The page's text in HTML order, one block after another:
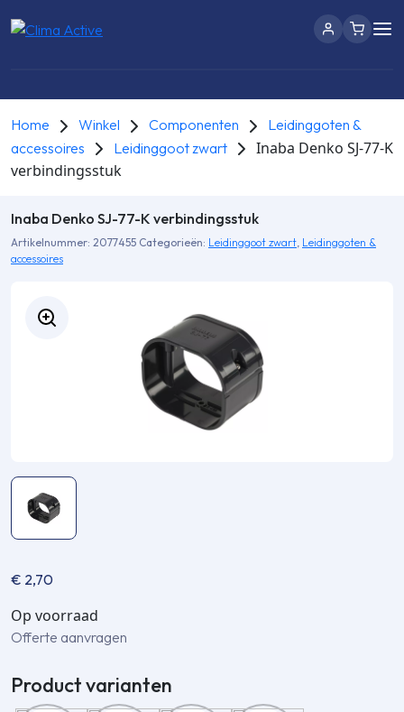
Home Winkel Componenten
Leidinggoten &
accessoires
Leidinggoot zwart
Inaba Denko SJ-77-K
verbin­dingsstuk
Inaba Denko SJ-77-K verbin­dingsstuk
Artikelnummer: 2077455 Categorieën: Leidinggoot zwart, Leidinggoten &
accessoires
€ 2,70
Op voorraad
Offerte aanvragen
Product varianten